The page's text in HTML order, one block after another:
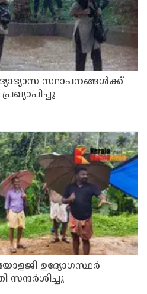
സ്ഥാപനങ്ങള്‍ക്ക്
ഉദ്യോഗസ്ഥർ
സന്ദർശിച്ചു